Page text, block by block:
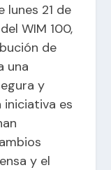
lunes 21 de
WIM 100,
de
una
y
iniciativa es
y el